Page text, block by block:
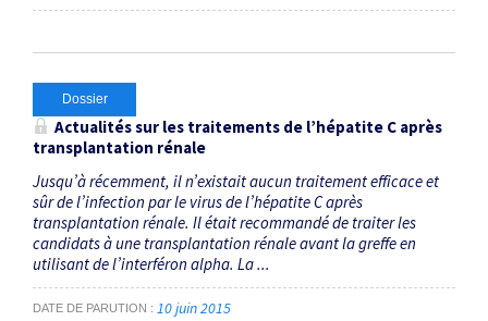
Dossier
Actualités sur les traitements de l’hépatite C après
transplantation rénale
Jusqu’à récemment, il n’existait aucun traitement efficace et
sûr de l’infection par le virus de l’hépatite C après
transplantation rénale. Il était recommandé de traiter les
candidats à une transplantation rénale avant la greffe en
utilisant de l’interféron alpha. La ...
DATE DE PARUTION 10 juin 2015